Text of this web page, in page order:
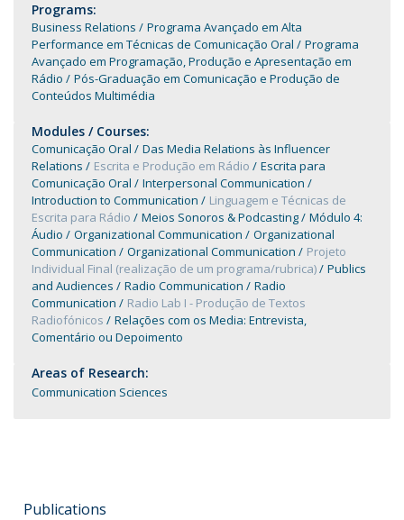
Programs:
Business Relations
Programa Avançado em Alta
Performance em Técnicas de Comunicação Oral
Programa
Avançado em Programação, Produção e Apresentação em
Rádio
Pós-Graduação em Comunicação e Produção de
Conteúdos Multimédia
Modules / Courses:
Comunicação Oral
Das Media Relations às Influencer
Relations
Escrita e Produção em Rádio
Escrita para
Comunicação Oral
Interpersonal Communication
Introduction to Communication
Linguagem e Técnicas de
Escrita para Rádio
Meios Sonoros & Podcasting
Módulo 4:
Áudio
Organizational Communication
Organizational
Communication
Organizational Communication
Projeto
Individual Final (realização de um programa/rubrica)
Publics
and Audiences
Radio Communication
Radio
Communication
Radio Lab I - Produção de Textos
Radiofónicos
Relações com os Media: Entrevista,
Comentário ou Depoimento
Areas of Research:
Communication Sciences
Publications